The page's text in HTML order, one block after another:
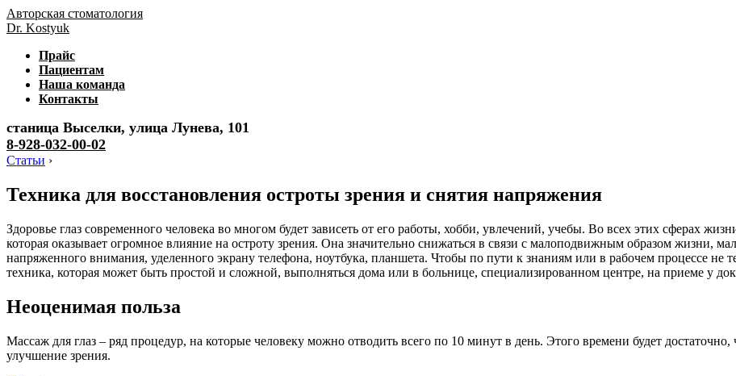
Авторская стоматология
Dr. Kostyuk
Прайс
Пациентам
Наша команда
Контакты
станица Выселки, улица Лунева, 101
8-928-032-00-02
Статьи ›
Техника для восстановления остроты зрения и снятия напряжения
Здоровье глаз современного человека во многом будет зависеть от его работы, хобби, увлечений, учебы. Во всех этих сферах
которая оказывает огромное влияние на остроту зрения. Она значительно снижаться в связи с малоподвижным образом жизни,
напряженного внимания, уделенного экрану телефона, ноутбука, планшета. Чтобы по пути к знаниям или в рабочем процессе не
техника, которая может быть простой и сложной, выполняться дома или в больнице, специализированном центре, на приеме у
Неоценимая польза
Массаж для глаз – ряд процедур, на которые человеку можно отводить всего по 10 минут в день. Этого времени будет
улучшение зрения.